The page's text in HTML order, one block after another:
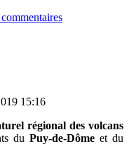
15:16
régional des volcans
du Puy-de-Dôme et du